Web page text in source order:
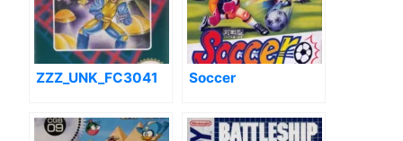
ZZZ_UNK_FC3041 Soccer